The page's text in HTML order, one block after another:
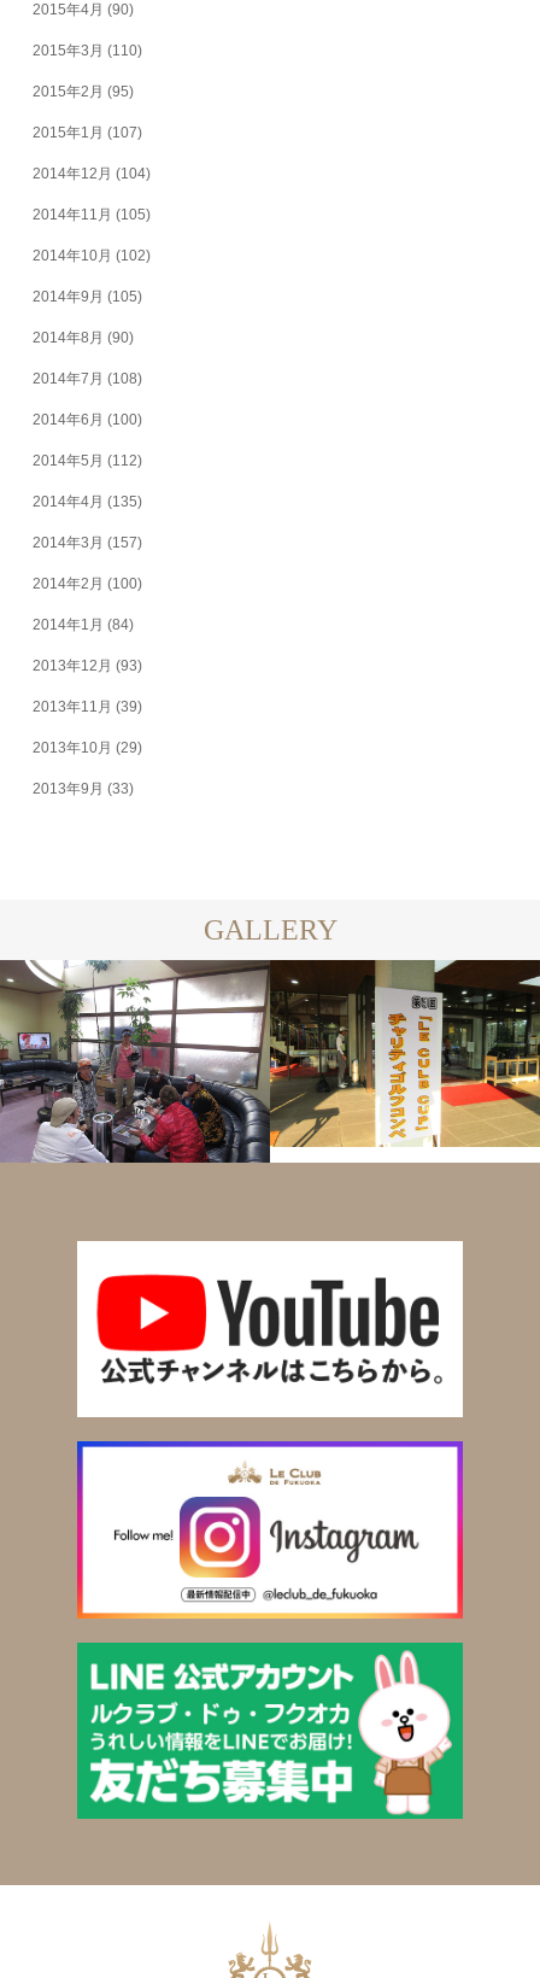
2015年4月 (90)
2015年3月 (110)
2015年2月 (95)
2015年1月 (107)
2014年12月 (104)
2014年11月 (105)
2014年10月 (102)
2014年9月 (105)
2014年8月 (90)
2014年7月 (108)
2014年6月 (100)
2014年5月 (112)
2014年4月 (135)
2014年3月 (157)
2014年2月 (100)
2014年1月 (84)
2013年12月 (93)
2013年11月 (39)
2013年10月 (29)
2013年9月 (33)
GALLERY